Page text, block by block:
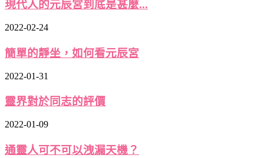
現代人的元辰宮到底是甚麼...
2022-02-24
簡單的靜坐，如何看元辰宮
2022-01-31
靈界對於同志的評價
2022-01-09
通靈人可不可以洩漏天機？